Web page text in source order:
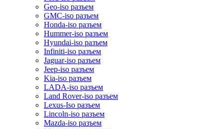
Geo-iso разъем
GMC-iso разъем
Honda-iso разъем
Hummer-iso разъем
Hyundai-iso разъем
Infiniti-iso разъем
Jaguar-iso разъем
Jeep-iso разъем
Kia-iso разъем
LADA-iso разъем
Land Rover-iso разъем
Lexus-Iso разъем
Lincoln-iso разъем
Mazda-iso разъем